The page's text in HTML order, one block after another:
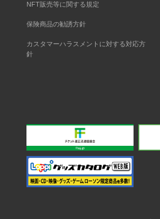
NFT販売等に関する規定
保険商品の勧誘方針
カスタマーハラスメントに対する対応方
針